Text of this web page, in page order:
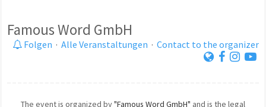
Famous Word GmbH
Folgen · Alle Veranstaltungen · Contact to the organizer
The event is organized by"Famous Word GmbH" and is the legal